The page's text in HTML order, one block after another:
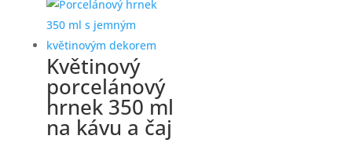
Květinový
porcelánový
hrnek 350 ml
na kávu a čaj